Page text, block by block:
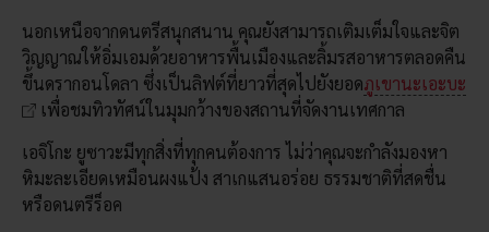
นอกเหนือจากดนตรีสนุกสนาน คุณยังสามารถเติมเต็มใจและจิต
วิญญาณให้อิ่มเอมด้วยอาหารพื้นเมืองและลิ้มรสอาหารตลอดคืน
ขึ้นดรากอนโดลา ซึ่งเป็นลิฟต์ที่ยาวที่สุดไปยังยอดภูเขานะเอะบะ
เพื่อชมทิวทัศน์ในมุมกว้างของสถานที่จัดงานเทศกาล
เอจิโกะ ยูซาวะมีทุกสิ่งที่ทุกคนต้องการ ไม่ว่าคุณจะกำลังมองหา
หิมะละเอียดเหมือนผงแป้ง สาเกแสนอร่อย ธรรมชาติที่สดชื่น
หรือดนตรีร็อค